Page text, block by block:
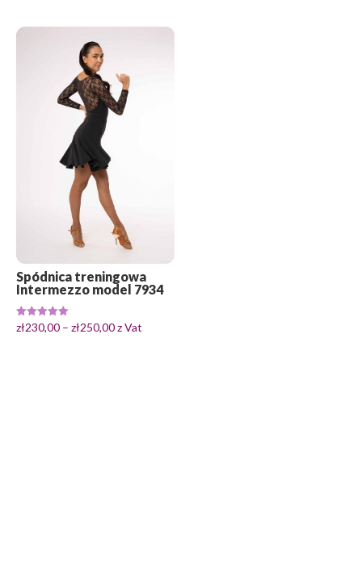
Spódnica treningowa
Intermezzo model 7934
Oceniono
5.00
zł230,00 – zł250,00Zakres
z Vat